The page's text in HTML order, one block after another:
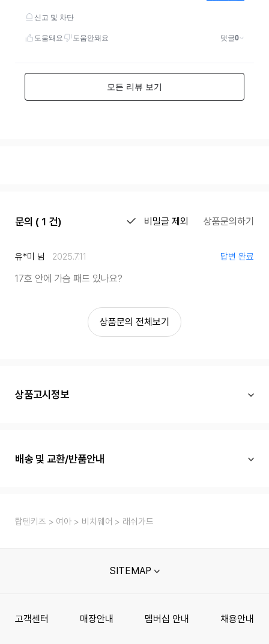
문의 ( 1 건) 비밀글 제외 상품문의하기
유*미 님 2025.7.11 답변 완료
17호 안에 가슴 패드 있나요?
상품문의 전체보기
상품고시정보
배송 및 교환/반품안내
탑텐키즈 여아 비치웨어 래쉬가드
SITEMAP
고객센터 매장안내 멤버십 안내 채용안내